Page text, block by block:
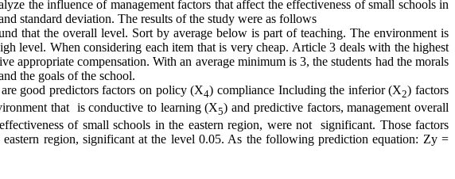
the influence of management factors that affect the effectiveness of small schools in
standard deviation. The results of the study were as follows
the overall level. Sort by average below is part of teaching. The environment is
level. When considering each item that is very cheap. Article 3 deals with the highest
appropriate compensation. With an average minimum is 3, the students had the morals
the goals of the school.
good predictors factors on policy (X4) compliance Including the inferior (X2) factors
that is conductive to learning (X5) and predictive factors, management overall
of small schools in the eastern region, were not significant. Those factors
region, significant at the level 0.05. As the following prediction equation: Zy =